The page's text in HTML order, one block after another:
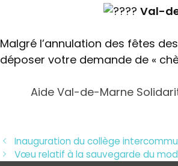
Val-
Malgré l’annulation des fêtes
déposer votre demande de «
Aide Val-de-Marne
Inauguration du collège
Vœu relatif à la sauvegarde du